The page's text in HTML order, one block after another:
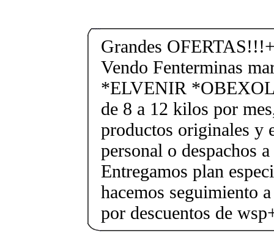
Grandes
Vendo Fenterminas
*ELVENIR
de 8 a 12 kilos por
productos originales y
personal o despachos
Entregamos plan
hacemos seguimiento
por descuentos de